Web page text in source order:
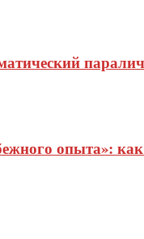
опыта»: